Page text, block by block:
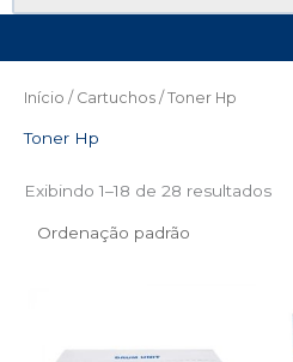
Início / Cartuchos / Toner Hp
Toner Hp
Exibindo 1–18 de 28 resultados